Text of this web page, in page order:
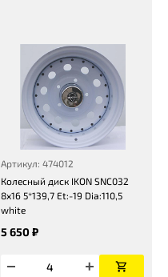
Артикул: 474012
Колесный диск IKON SNC032
8x16 5*139,7 Et:-19 Dia:110,5
white
5 650 ₽